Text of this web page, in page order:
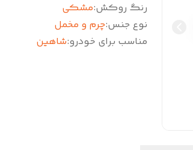
رنگ روکش:مشکی
نوع جنس:چرم و مخمل
مناسب برای خودرو:شاهین